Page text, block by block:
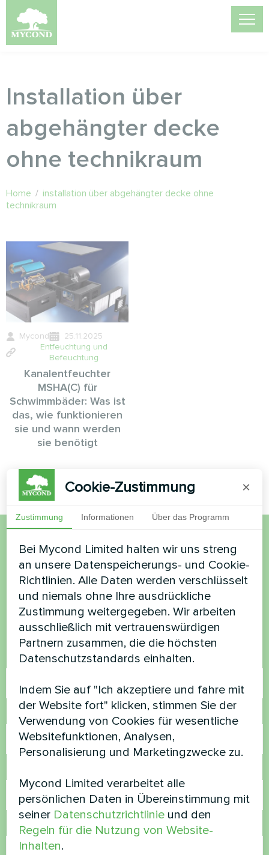
Installation über
abgehängter decke
ohne technikraum
Home / installation über abgehängter decke ohne
technikraum
Mycond
25.11.2025
Entfeuchtung und
Befeuchtung
Kanalentfeuchter
MSHA(C) für
Schwimmbäder: Was ist
das, wie funktionieren
sie und wann werden
sie benötigt
Möchten Sie kaufen oder
haben Sie Fragen?
Kontaktieren Sie uns und wir werden Ihnen
helfen
Name
Rufnummer
Kommentar
Cookie-Zustimmung ×
Zustimmung Informationen Über das Programm
Bei Mycond Limited halten wir uns streng
an unsere Datenspeicherungs- und Cookie-
Richtlinien. Alle Daten werden verschlüsselt
und niemals ohne Ihre ausdrückliche
Zustimmung weitergegeben. Wir arbeiten
ausschließlich mit vertrauenswürdigen
Partnern zusammen, die die höchsten
Datenschutzstandards einhalten.
Indem Sie auf "Ich akzeptiere und fahre mit
der Website fort" klicken, stimmen Sie der
Verwendung von Cookies für wesentliche
Websitefunktionen, Analysen,
Personalisierung und Marketingzwecke zu.
Mycond Limited verarbeitet alle
persönlichen Daten in Übereinstimmung mit
seiner Datenschutzrichtlinie und den
Regeln für die Nutzung von Website-
Inhalten.